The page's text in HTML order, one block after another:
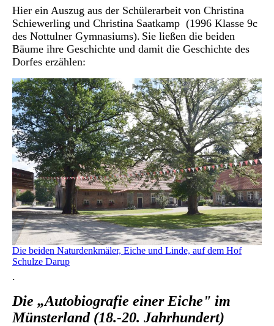
Hier ein Auszug aus der Schülerarbeit von Christina
Schiewerling und Christina Saatkamp (1996 Klasse 9c
des Nottulner Gymnasiums). Sie ließen die beiden
Bäume ihre Geschichte und damit die Geschichte des
Dorfes erzählen:
Die beiden Naturdenkmäler, Eiche und Linde, auf dem Hof
Schulze Darup
.
Die „Autobiografie einer Eiche" im
Münsterland (18.-20. Jahrhundert)